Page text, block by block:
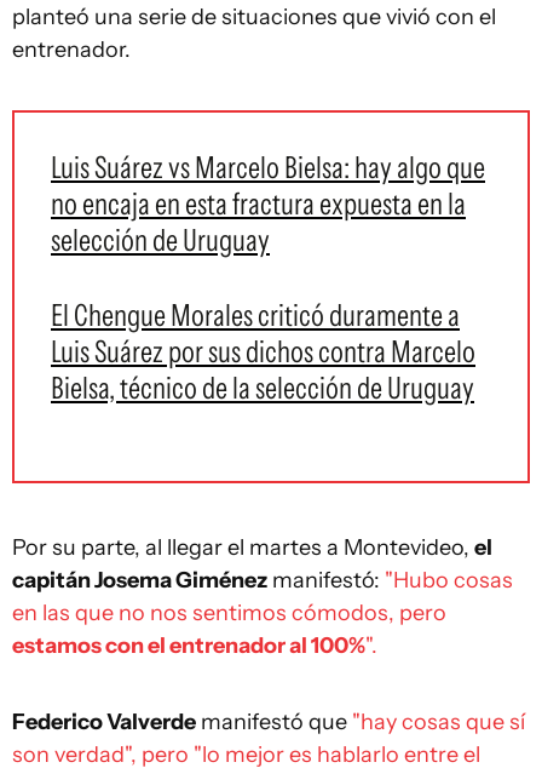
planteó una serie de situaciones que vivió con el
entrenador.
Luis Suárez vs Marcelo Bielsa: hay algo que
no encaja en esta fractura expuesta en la
selección de Uruguay
El Chengue Morales criticó duramente a
Luis Suárez por sus dichos contra Marcelo
Bielsa, técnico de la selección de Uruguay
Por su parte, al llegar el martes a Montevideo, el
capitán Josema Giménez manifestó: "Hubo cosas
en las que no nos sentimos cómodos, pero
estamos con el entrenador al 100%".
Federico Valverde manifestó que "hay cosas que sí
son verdad", pero "lo mejor es hablarlo entre el